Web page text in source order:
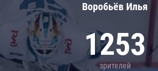
Воробьёв Илья
1253
зрителей